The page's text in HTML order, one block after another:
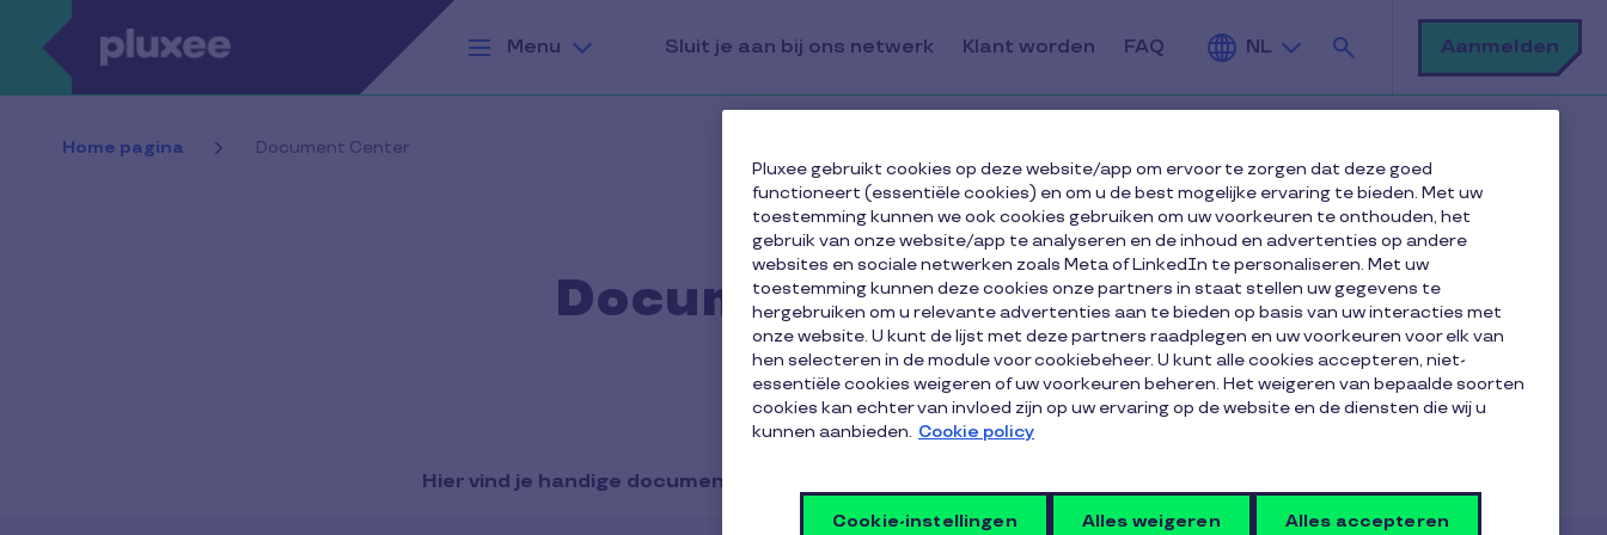
Overslaan en naar de inhoud gaan
Menu
Sluit je aan bij ons netwerk Klant worden FAQ NL
Aanmelden
Home pagina Document Center
Document Center
Hier vind je handige documenten over het gebruik van de Pluxee-cheques.
Pluxee gebruikt cookies op deze website/app om ervoor te zorgen dat deze goed
functioneert (essentiële cookies) en om u de best mogelijke ervaring te bieden. Met uw
toestemming kunnen we ook cookies gebruiken om uw voorkeuren te onthouden, het
gebruik van onze website/app te analyseren en de inhoud en advertenties op andere
websites en sociale netwerken zoals Meta of LinkedIn te personaliseren. Met uw
toestemming kunnen deze cookies onze partners in staat stellen uw gegevens te
hergebruiken om u relevante advertenties aan te bieden op basis van uw interacties met
onze website. U kunt de lijst met deze partners raadplegen en uw voorkeuren voor elk van
hen selecteren in de module voor cookiebeheer. U kunt alle cookies accepteren, niet-
essentiële cookies weigeren of uw voorkeuren beheren. Het weigeren van bepaalde soorten
cookies kan echter van invloed zijn op uw ervaring op de website en de diensten die wij u
kunnen aanbieden. Cookie policy
Cookie-instellingen Alles weigeren Alles accepteren